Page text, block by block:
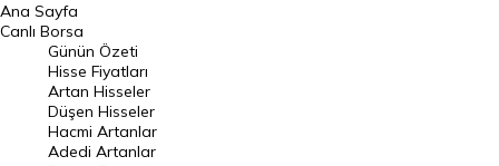
BIST 100 Hisseleri
En Çok Artan Hisseler
En Çok Düşen Hisseler
Hacmi Artanlar
Ana Sayfa
Canlı Borsa
Günün Özeti
Hisse Fiyatları
Artan Hisseler
Düşen Hisseler
Hacmi Artanlar
Adedi Artanlar